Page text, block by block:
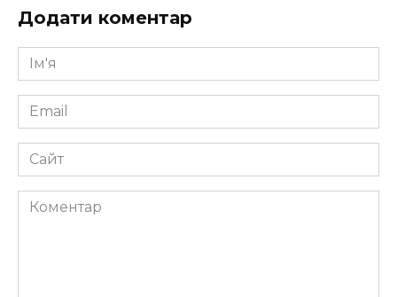
Додати коментар
Ім'я
*
Email
*
Сайт
Коментар